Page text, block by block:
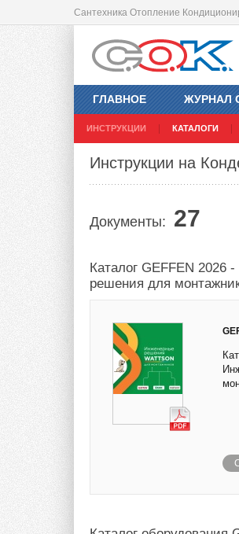
Сантехника Отопление
ГЛАВНОЕ ЖУРНАЛ
ИНСТРУКЦИИ КАТАЛОГИ
Инструкции на
Документы: 27
Каталог GEFFEN 2026
решения для